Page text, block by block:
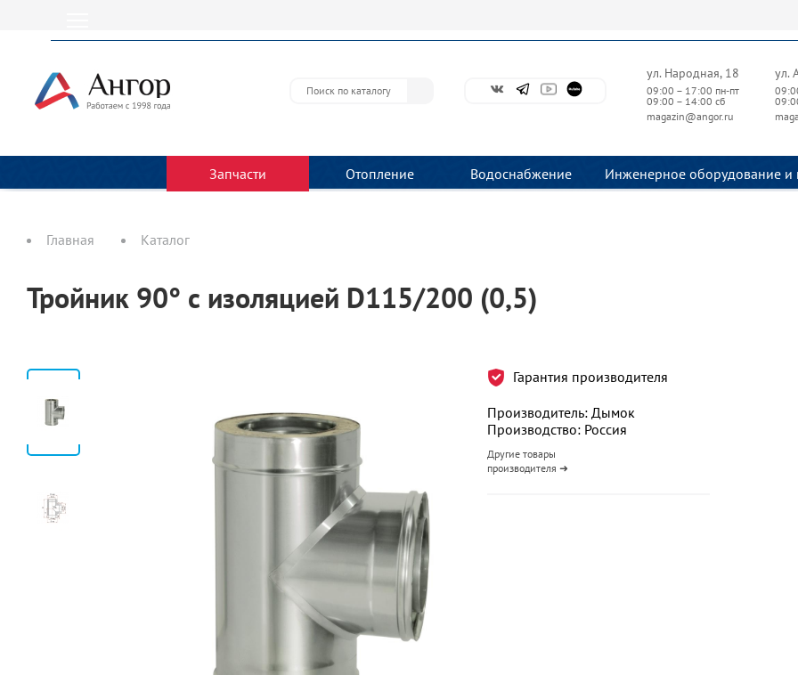
ул. Народная, 18
09:00 – 17:00 пн-пт
09:00 – 14:00 сб
magazin@angor.ru
ул.
Запчасти Отопление Водоснабжение Инженерное оборудование и
Главная Каталог
Тройник 90° с изоляцией D115/200 (0,5)
Гарантия производителя
Производитель: Дымок
Производство: Россия
Другие товары
производителя ➜